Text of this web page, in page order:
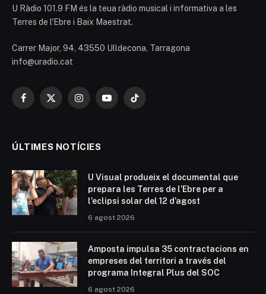
U Ràdio 101.9 FM és la teua ràdio musical i informativa a les
Terres de l'Ebre i Baix Maestrat.
Carrer Major, 94, 43550 Ulldecona, Tarragona
info@uradio.cat
Facebook
X
InstagramYouTubeTikTok
ÚLTIMES NOTÍCIES
U Visual produeix el documental que
prepara les Terres de l’Ebre per a
l’eclipsi solar del 12 d’agost
6 agost 2026
Amposta impulsa 35 contractacions en
empreses del territori a través del
programa Integral Plus del SOC
6 agost 2026